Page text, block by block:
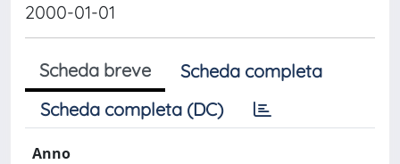
2000-01-01
Scheda breve
Scheda completa
Scheda completa (DC)
Anno